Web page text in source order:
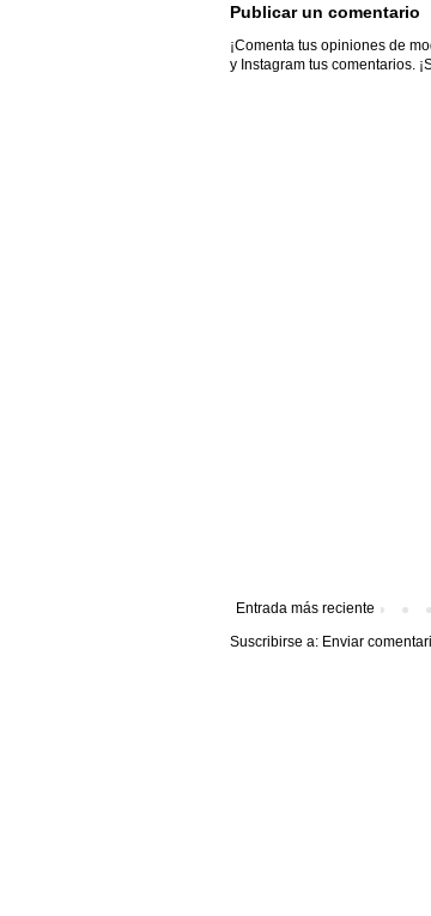
Publicar un comentario
¡Comenta tus opiniones de
y Instagram tus comentarios.
Entrada más reciente
Suscribirse a: Enviar